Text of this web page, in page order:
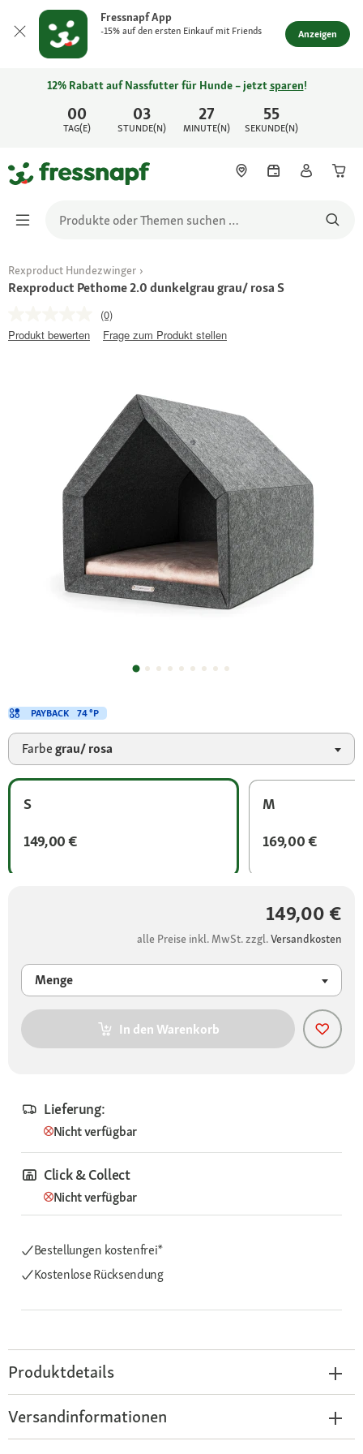
Fressnapf App
-15% auf den ersten Einkauf mit Friends Anzeigen
00
TAG(E)
03
STUNDE(N)
27
MINUTE(N)
55
SEKUNDE(N)
12% Rabatt auf Nassfutter für Hunde – jetztsparen!
Rexproduct Hundezwinger
Rexproduct Pethome 2.0 dunkelgrau grau/ rosa S
(0)
Produkt bewerten
Frage zum Produkt stellen
Farbegrau/ rosa
S
149,00 €
M
169,00 €
149,00 €
alle Preise inkl. MwSt. zzgl.Versandkosten
Menge
In den Warenkorb
Lieferung:
Nicht verfügbar
Click & Collect
Nicht verfügbar
Bestellungen kostenfrei*
Kostenlose Rücksendung
PAYBACK 74 °P
Produktdetails
Versandinformationen